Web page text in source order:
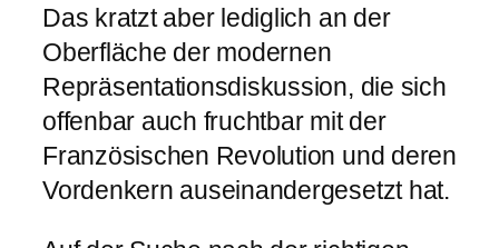
Das kratzt aber lediglich an der
Oberfläche der modernen
Repräsentationsdiskussion, die sich
offenbar auch fruchtbar mit der
Französischen Revolution und deren
Vordenkern auseinandergesetzt hat.